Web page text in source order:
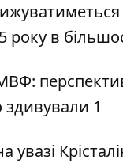
року в